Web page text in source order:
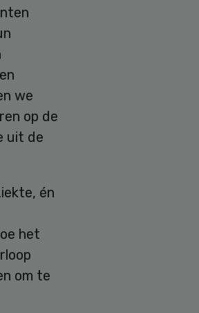
we
op de
uit de
én
het
om te